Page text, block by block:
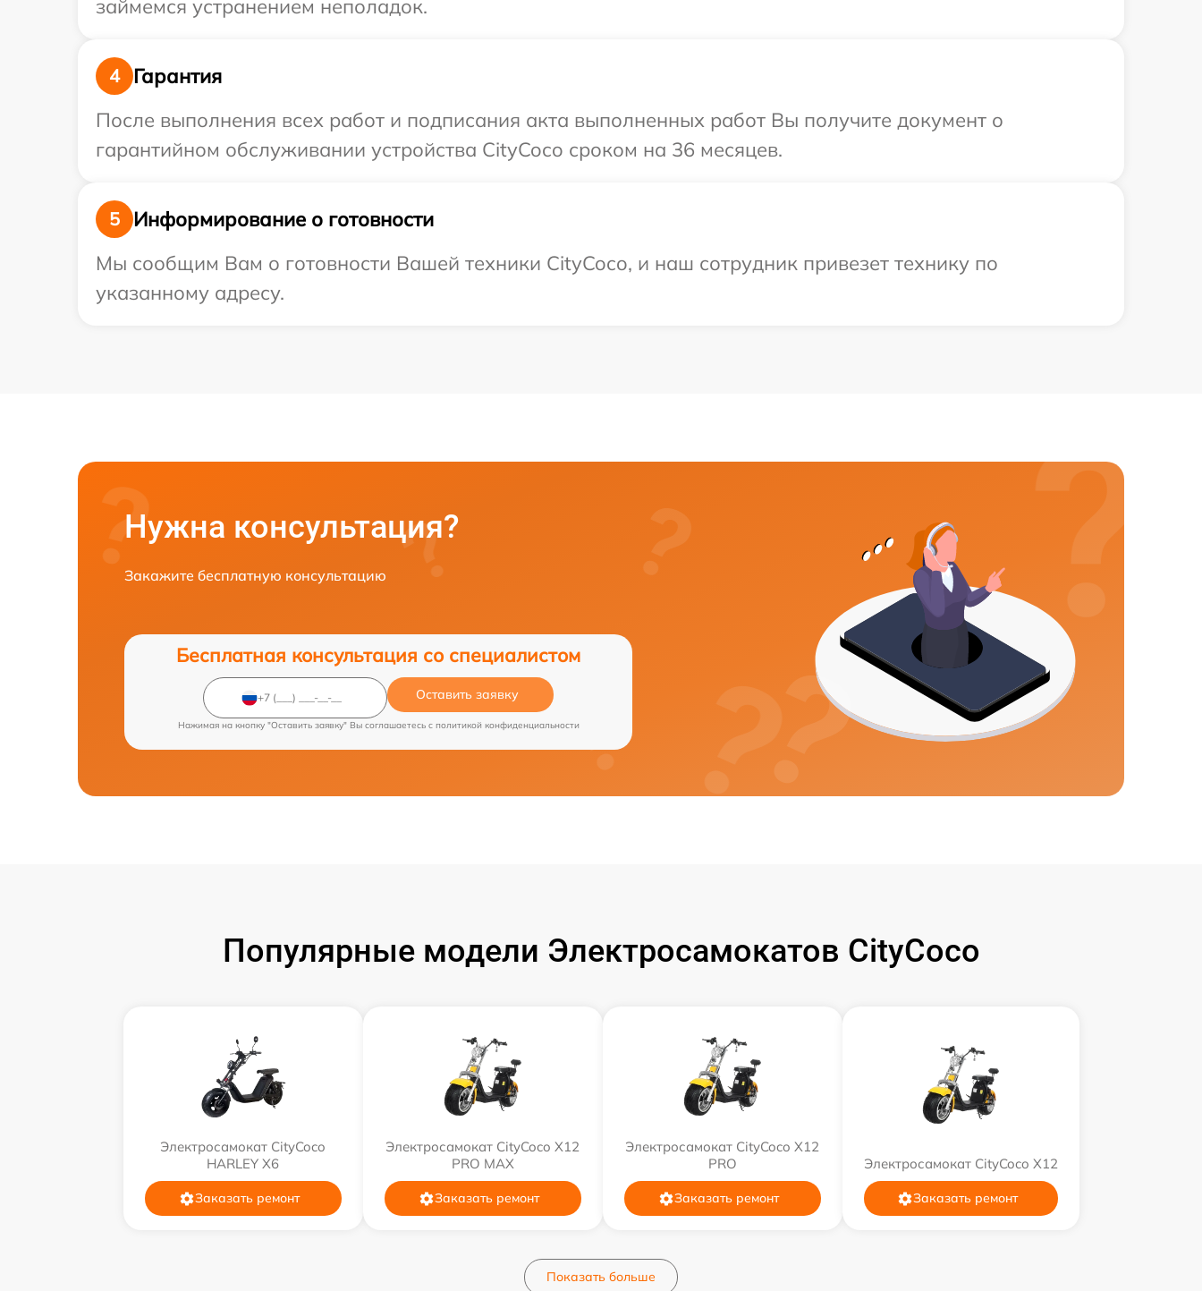
займемся устранением неполадок.
4
Гарантия
После выполнения всех работ и подписания акта выполненных работ Вы получите документ о
гарантийном обслуживании устройства CityCoco сроком на 36 месяцев.
5
Информирование о готовности
Мы сообщим Вам о готовности Вашей техники CityCoco, и наш сотрудник привезет технику по
указанному адресу.
Нужна консультация?
Закажите бесплатную консультацию
Бесплатная консультация со специалистом
Оставить заявку
Нажимая на кнопку "Оставить заявку" Вы соглашаетесь c политикой конфиденциальности
Популярные модели Электросамокатов CityCoco
Электросамокат CityCoco
HARLEY X6
Заказать ремонт
Электросамокат CityCoco X12
PRO MAX
Заказать ремонт
Электросамокат CityCoco X12
PRO
Заказать ремонт
Электросамокат CityCoco X12
Заказать ремонт
Показать больше